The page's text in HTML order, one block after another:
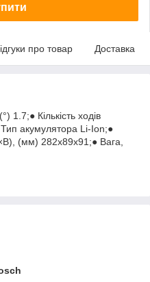
про товар Доставка
1.7;● Кількість ходів
акумулятора Li-Ion;●
(мм) 282х89х91;● Вага,